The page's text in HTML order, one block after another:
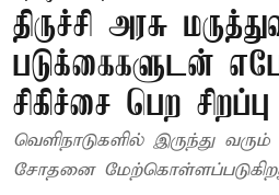
திருச்சி அரசு
படுக்கைகளுடன்
சிகிச்சை பெற
வெளிநாடுகளில் இருந்து
சோதனை